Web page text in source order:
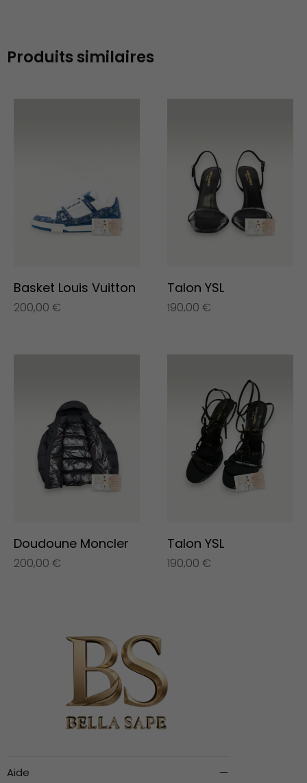
Produits similaires
Basket Louis Vuitton
200,00 €
Talon YSL
190,00 €
Doudoune Moncler
200,00 €
Talon YSL
190,00 €
Aide